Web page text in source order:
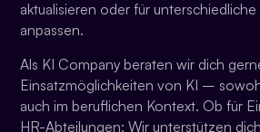
aktualisieren oder für
anpassen.
Als KI Company beraten wir dich
Einsatzmöglichkeiten von KI –
auch im beruflichen Kontext. Ob für
HR-Abteilungen: Wir unterstützen